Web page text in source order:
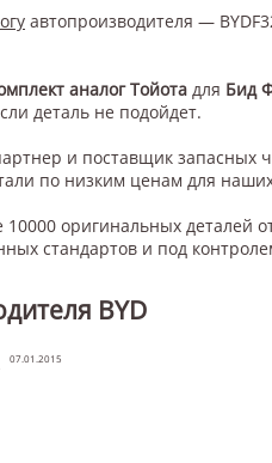
автопроизводителя —
аналог Тойота для Бид
деталь не подойдет.
и поставщик запасных
по низким ценам для
оригинальных деталей
стандартов и под
BYD
07.01.2015